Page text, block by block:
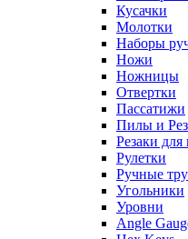
Кусачки
Молотки
Наборы
Ножи
Ножницы
Отвертки
Пассатижи
Пилы и
Резаки
Рулетки
Ручные
Угольники
Уровни
Angle